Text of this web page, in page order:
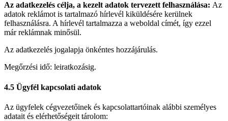
Az adatkezelés célja, a kezelt adatok tervezett felhasználása: Az
adatok reklámot is tartalmazó hírlevél kiküldésére kerülnek
felhasználásra. A hírlevél tartalmazza a weboldal címét, így ezzel
már reklámnak minősül.
Az adatkezelés jogalapja önkéntes hozzájárulás.
Megőrzési idő: leiratkozásig.
4.5 Ügyfél kapcsolati adatok
Az ügyfelek cégvezetőinek és kapcsolattartóinak alábbi személyes
adatait és elérhetőségeit tárolom: